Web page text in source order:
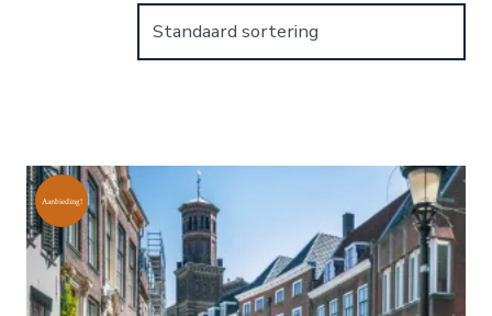
Aanbieding!